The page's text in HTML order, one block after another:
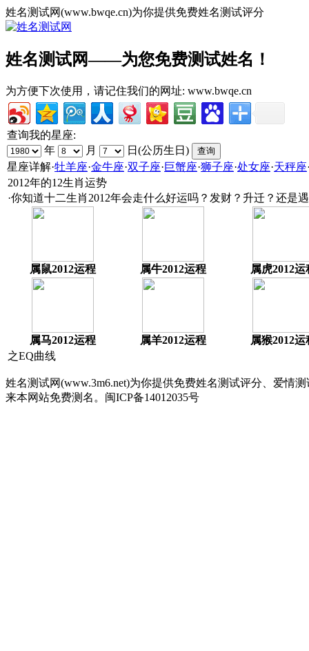
姓名测试网(www.bwqe.cn)为你提供免费姓名测试评分
姓名测试网——为您免费测试姓名！
为方便下次使用，请记住我们的网址: www.bwqe.cn
查询我的星座:
年
月
日(公历生日)
星座详解·牡羊座·金牛座·双子座·巨蟹座·狮子座·处女座·天秤座
2012年的12生肖运势
·你知道十二生肖2012年会走什么好运吗？发财？升迁？还是
属鼠2012运程 属牛2012运程 属虎2012运
属马2012运程 属羊2012运程
属猴2012运
之EQ曲线
姓名测试网(www.3m6.net)为你提供免费姓名测试评分、爱情
来本网站免费测名。闽ICP备14012035号